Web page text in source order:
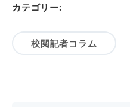
カテゴリー:
校閲記者コラム